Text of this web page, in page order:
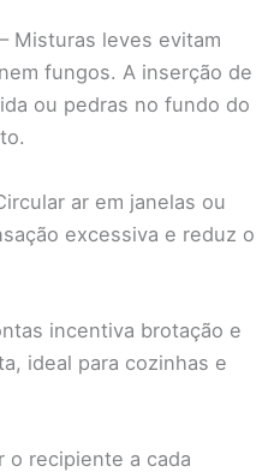
– Misturas leves evitam
fungos. A inserção de
ou pedras no fundo do
ar em janelas ou
excessiva e reduz o
incentiva brotação e
ideal para cozinhas e
o recipiente a cada